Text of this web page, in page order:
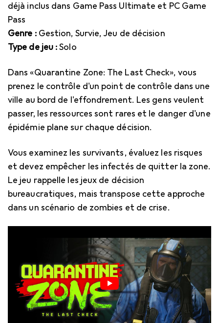
déjà inclus dans Game Pass Ultimate et PC Game
Pass
Genre :Gestion, Survie, Jeu de décision
Type de jeu :Solo
Dans «Quarantine Zone: The Last Check», vous
prenez le contrôle d'un point de contrôle dans une
ville au bord de l'effondrement. Les gens veulent
passer, les ressources sont rares et le danger d'une
épidémie plane sur chaque décision.
Vous examinez les survivants, évaluez les risques
et devez empêcher les infectés de quitter la zone.
Le jeu rappelle les jeux de décision
bureaucratiques, mais transpose cette approche
dans un scénario de zombies et de crise.